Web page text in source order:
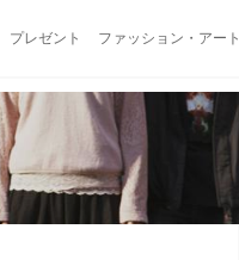
プレゼント ファッション・アート